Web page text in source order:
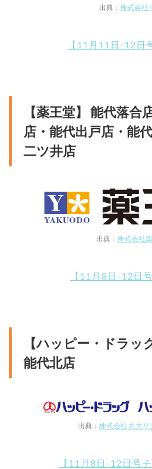
出典： 株式会社
【11月11日-12日
【薬王堂】 能代落合
店・能代出戸店・能
二ツ井店
出典： 株式会社
【11月8日-12日
【ハッピー・ドラッ
能代北店
出典： 株式会社 丸大サ
【11月8日-12日号